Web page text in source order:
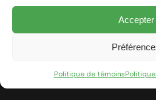
Accepter
Politique de témoins